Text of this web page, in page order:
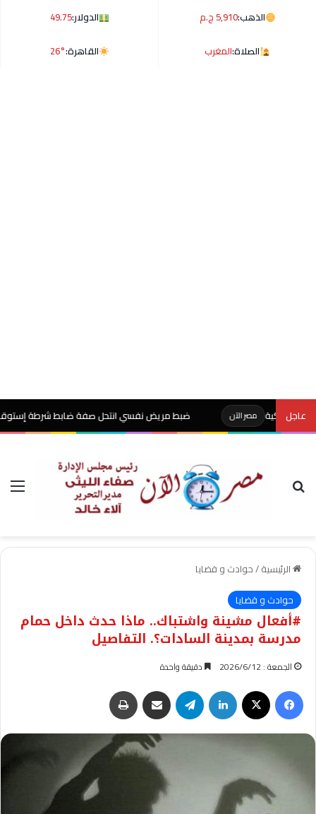
الذهب:5,910 ج.م الدولار:49.75
الصلاة:المغرب القاهرة:26°
عاجلمصر الآن ضبط مريض نفسي انتحل صفة ضابط شرطة إستوقف
بحث عن
الرئيسية/حوادث و قضايا
حوادث و قضايا
#أفعال مشينة واشتباك.. ماذا حدث داخل حمام
مدرسة بمدينة السادات؟. التفاصيل
الجمعة : 2026/6/12 دقيقة واحدة
فيسبوك لينكدإن تيلقرام مشاركة عبر البريد